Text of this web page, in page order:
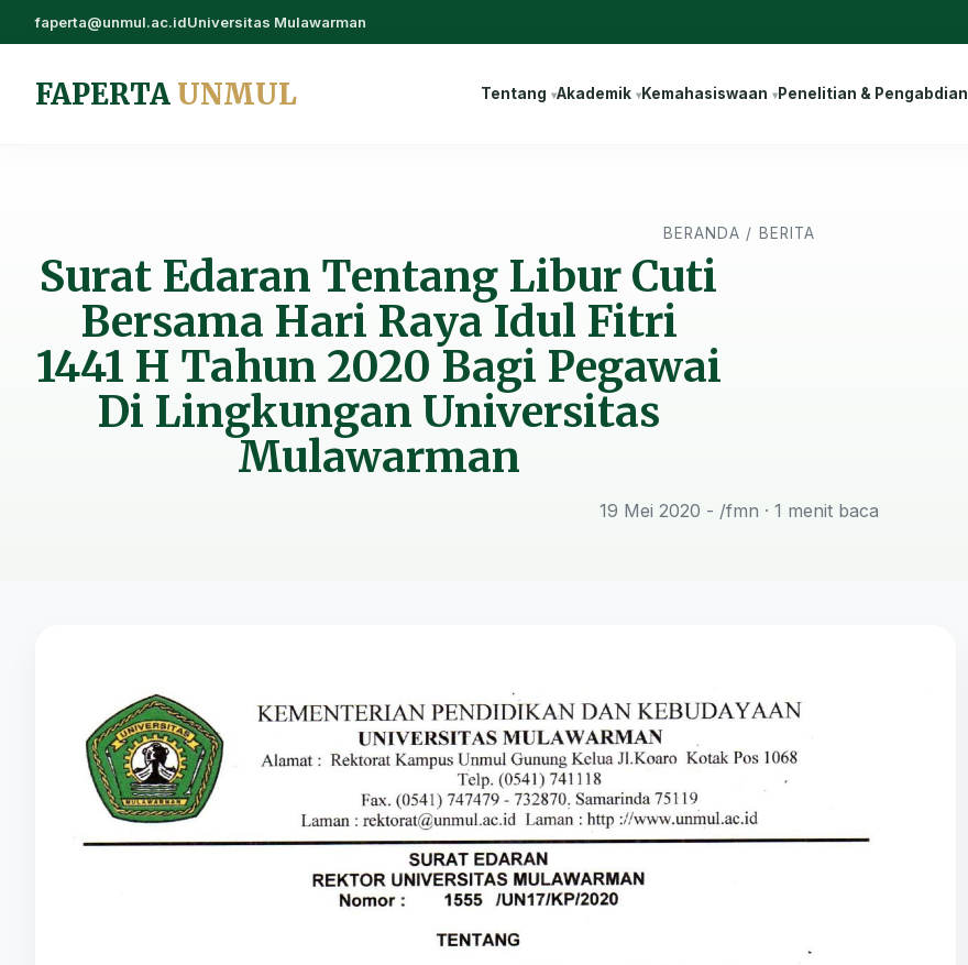
faperta@unmul.ac.idUniversitas Mulawarman
FAPERTA UNMUL Tentang Akademik Kemahasiswaan Penelitian & Pengabdian
BERANDA / BERITA
Surat Edaran Tentang Libur Cuti
Bersama Hari Raya Idul Fitri
1441 H Tahun 2020 Bagi Pegawai
Di Lingkungan Universitas
Mulawarman
19 Mei 2020 - /fmn · 1 menit baca